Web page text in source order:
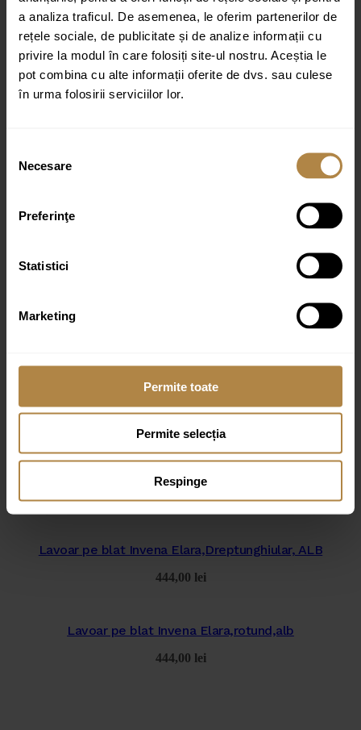
a analiza traficul. De asemenea, le oferim partenerilor de
rețele sociale, de publicitate și de analize informații cu
privire la modul în care folosiți site-ul nostru. Aceștia le
pot combina cu alte informații oferite de dvs. sau culese
în urma folosirii serviciilor lor.
consimțământului
Necesare
Preferinţe
Statistici
Marketing
Permite toate
Permite selecția
Respinge
Produse similare
Lavoar de blat Invena Westa 45 cm alb lucios (copie)
396,00lei
698,00lei
Lavoar pe blat Invena Elara,Dreptunghiular, ALB
444,00 lei
Lavoar pe blat Invena Elara,rotund,alb
444,00 lei